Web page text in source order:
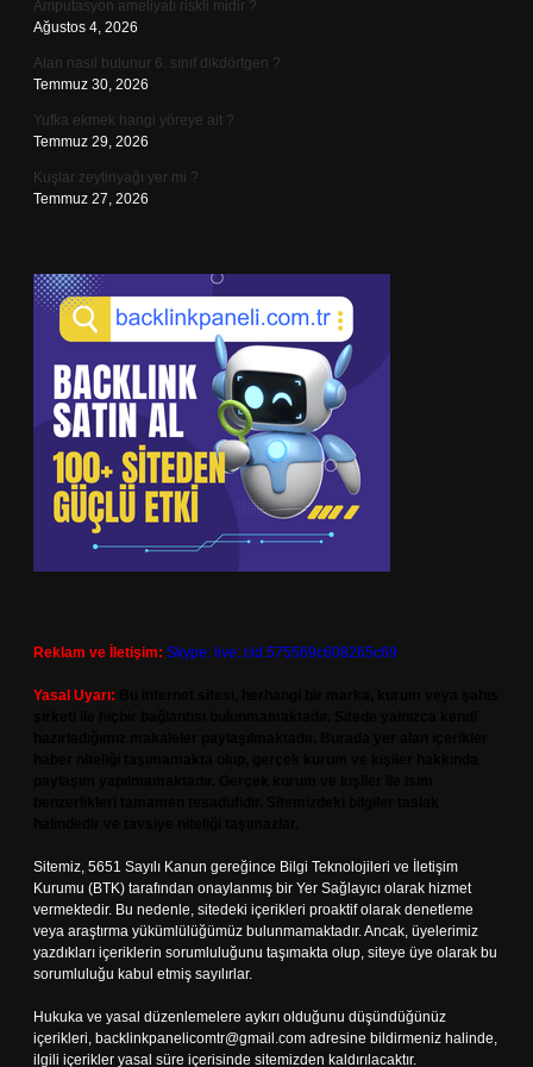
Amputasyon ameliyatı riskli midir ?
Ağustos 4, 2026
Alan nasıl bulunur 6. sınıf dikdörtgen ?
Temmuz 30, 2026
Yufka ekmek hangi yöreye ait ?
Temmuz 29, 2026
Kuşlar zeytinyağı yer mi ?
Temmuz 27, 2026
Reklam ve İletişim: Skype: live:.cid.575569c608265c69
Yasal Uyarı:
Sitemiz, 5651 Sayılı Kanun gereğince Bilgi Teknolojileri ve İletişim
Kurumu (BTK) tarafından onaylanmış bir Yer Sağlayıcı olarak hizmet
vermektedir. Bu nedenle, sitedeki içerikleri proaktif olarak denetleme
veya araştırma yükümlülüğümüz bulunmamaktadır. Ancak, üyelerimiz
yazdıkları içeriklerin sorumluluğunu taşımakta olup, siteye üye olarak bu
sorumluluğu kabul etmiş sayılırlar.
Hukuka ve yasal düzenlemelere aykırı olduğunu düşündüğünüz
içerikleri, backlinkpanelicomtr@gmail.com adresine bildirmeniz halinde,
ilgili içerikler yasal süre içerisinde sitemizden kaldırılacaktır.